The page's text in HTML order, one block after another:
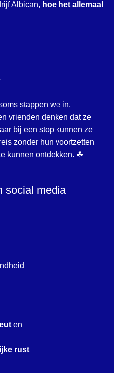
Albican, hoe het allemaal
stappen we in,
vrienden denken dat ze
bij een stop kunnen ze
zonder hun voortzetten
kunnen ontdekken. ☘
social media
en
rust